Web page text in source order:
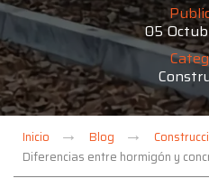
05
Inicio Blog
Diferencias entre hormigón y